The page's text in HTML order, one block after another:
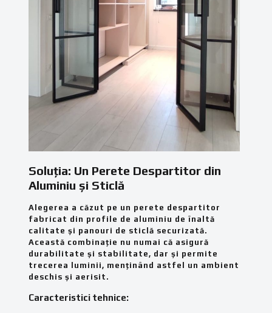
Soluția: Un Perete Despartitor din
Aluminiu și Sticlă
Alegerea a căzut pe un perete despartitor
fabricat din profile de aluminiu de înaltă
calitate și panouri de sticlă securizată.
Această combinație nu numai că asigură
durabilitate și stabilitate, dar și permite
trecerea luminii, menținând astfel un ambient
deschis și aerisit.
Caracteristici tehnice: